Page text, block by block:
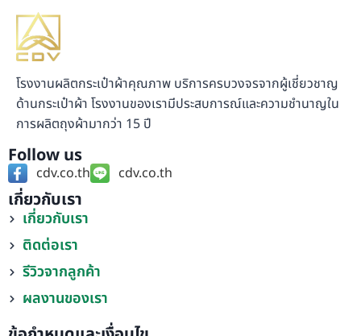
โรงงานผลิตกระเป๋าผ้าคุณภาพ บริการครบวงจรจากผู้เชี่ยวชาญ
ด้านกระเป๋าผ้า โรงงานของเรามีประสบการณ์และความชำนาญใน
การผลิตถุงผ้ามากว่า 15 ปี
Follow us
cdv.co.th cdv.co.th
เกี่ยวกับเรา
เกี่ยวกับเรา
ติดต่อเรา
รีวิวจากลูกค้า
ผลงานของเรา